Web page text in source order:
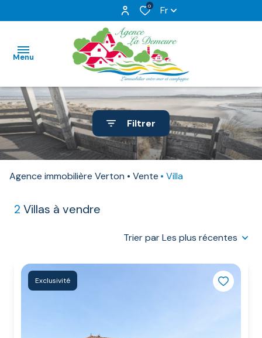
0 Fr
Menu
ACCUEIL
NOS
VENTES
NOS
AGENCE
RÉSEAU
Filtrer
Agence immobilière Verton Vente Villa
2 Villas à vendre
Trier par Les plus récentes
Exclusivité